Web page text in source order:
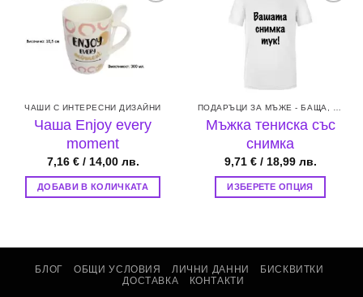
ЧАШИ С ИНТЕРЕСНИ ДИЗАЙНИ
Чаша Enjoy every
moment
7,16 €/ 14,00 лв.
ДОБАВИ В КОЛИЧКАТА
wishlist
ПОДАРЪЦИ ЗА МЪЖЕ - БАЩА, БРАТ, СЪПРУГ ИЛИ ГАДЖЕ
Мъжка тениска със
снимка
9,71 €/ 18,99 лв.
ИЗБЕРЕТЕ ОПЦИЯ
variants.
БЛОГ ОБЩИ УСЛОВИЯ ЛИЧНИ ДАННИ
БИСКВИТКИ
ДОСТАВКА
КОНТАКТИ